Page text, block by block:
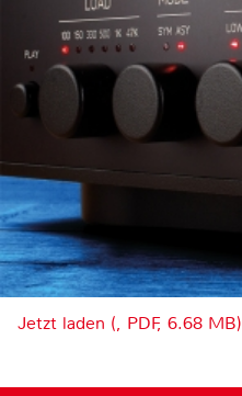
Jetzt laden (, PDF, 6.68 MB)